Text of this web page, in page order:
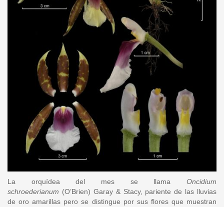
La orquídea del mes se llama Oncidium
schroederianum (O’Brien) Garay & Stacy, pariente de las lluvias
de oro amarillas pero se distingue por sus flores que muestran